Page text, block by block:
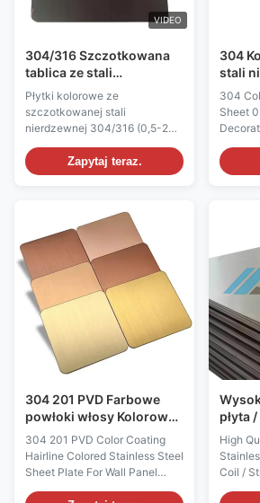
VIDEO
304/316 Szczotkowana
tablica ze stali
nierdzewnej do włosów
grubość 0,5-2 mm do
zastosowań
Płytki kolorowe ze
szczotkowanej stali
nierdzewnej 304/316 (0,5-2
mm) z certyfikatem ASTM.
Charakteryzuje się wysoką
odpornością na korozję,
niestandardowymi
kolorami/rozmiarami. Factory
direct hurtownia projektów
dekoracyjnych.
Zapytaj teraz.
304
stali
mm
304
Sheet
Steel
A240,
product
304 201 PVD Farbowe
powłoki włosy Kolorowe
blachy ze stali
nierdzewnej Do dekoracji
panelów ściennych Do
304 201 PVD Color Coating
Hairline Colored Stainless Steel
Sheet Plate For Wall Panel
Decoration For Interior Design
płyta
stali
430
High
Coil /